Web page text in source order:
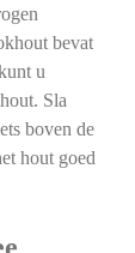
bevat
u
Sla
boven de
hout goed